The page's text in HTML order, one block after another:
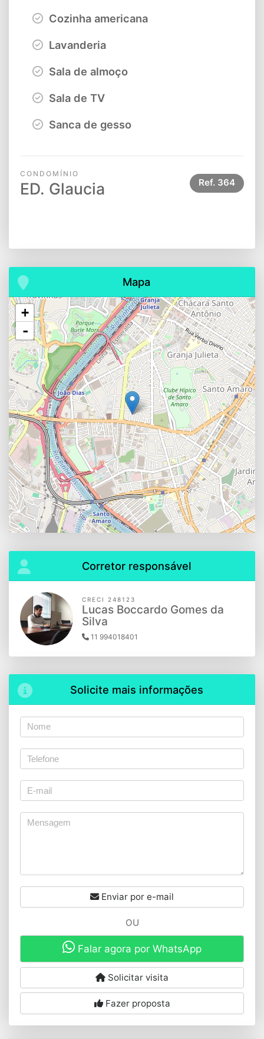
Cozinha americana
Lavanderia
Sala de almoço
Sala de TV
Sanca de gesso
CONDOMÍNIO
ED. Glaucia Ref. 364
Mapa
+
-
Corretor responsável
CRECI 248123
Lucas Boccardo Gomes da
Silva
11 994018401
Solicite mais informações
Enviar por e-mail
OU
Falar agora por WhatsApp
Solicitar visita
Fazer proposta